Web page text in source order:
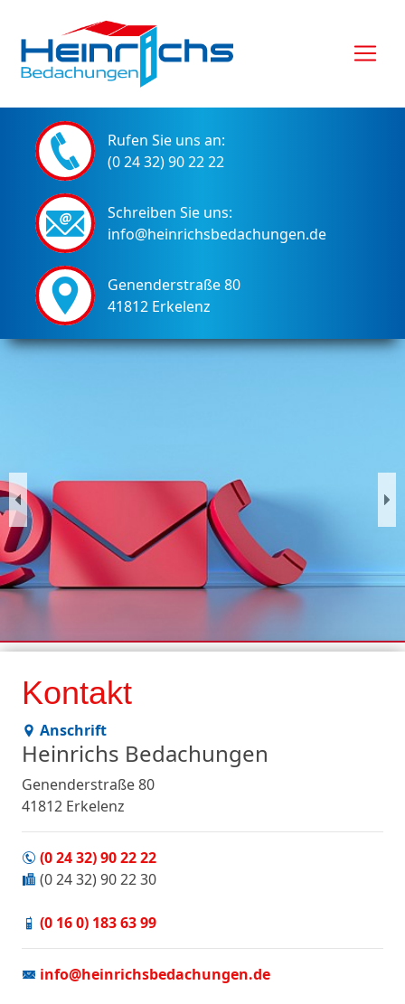
Rufen Sie uns an:
(0 24 32) 90 22 22
Schreiben Sie uns:
info@heinrichsbedachungen.de
Genenderstraße 80
41812 Erkelenz
Pr
ev
io
us
t
Kontakt
Anschrift
Heinrichs Bedachungen
Genenderstraße 80
41812 Erkelenz
(0 24 32) 90 22 22
(0 24 32) 90 22 30
(0 16 0) 183 63 99
info@heinrichsbedachungen.de